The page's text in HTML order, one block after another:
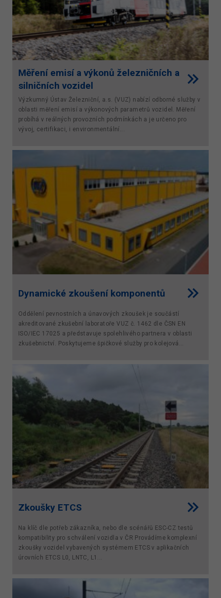
Měření emisí a výkonů železničních a
silničních vozidel
Výzkumný Ústav Železniční, a.s. (VUZ) nabízí odborné služby v
oblasti měření emisí a výkonových parametrů vozidel. Měření
probíhá v reálných provozních podmínkách a je určeno pro
vývoj, certifikaci, i environmentální...
Dynamické zkoušení komponentů
Oddělení pevnostních a únavových zkoušek je součástí
akreditované zkušební laboratoře VUZ č. 1462 dle ČSN EN
ISO/IEC 17025 a představuje spolehlivého partnera v oblasti
zkušebnictví. Poskytujeme špičkové služby pro kolejová...
Zkoušky ETCS
Na klíč dle potřeb zákazníka, nebo dle scénářů ESC-CZ testů
kompatibility pro schválení vozidla v ČR Provádíme komplexní
zkoušky vozidel vybavených systémem ETCS v aplikačních
úrovních ETCS L0, LNTC, L1...